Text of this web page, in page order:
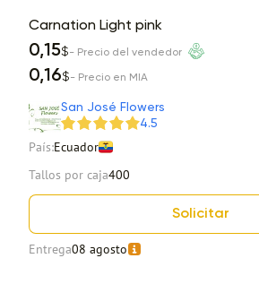
Carnation Light pink
0,15$- Precio del vendedor
0,16$- Precio en MIA
San José Flowers
4.5
País:Ecuador
Tallos por caja400
Solicitar
Entrega08 agosto